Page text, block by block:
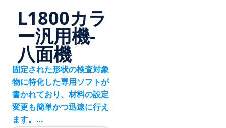
L1800カラ
ー汎用機-
八面機
固定された形状の検査対象
物に特化した専用ソフトが
書かれており、材料の設定
変更も簡単かつ迅速に行え
ます。